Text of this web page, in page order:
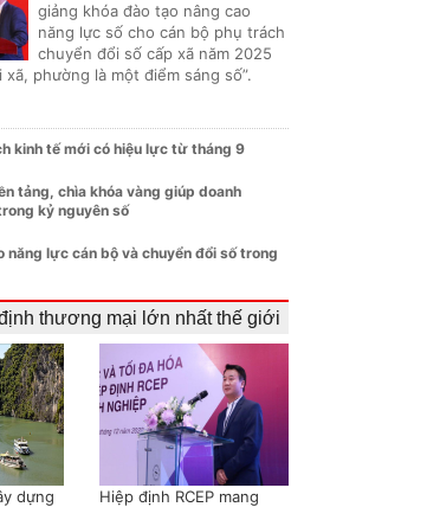
giảng khóa đào tạo nâng cao
năng lực số cho cán bộ phụ trách
chuyển đổi số cấp xã năm 2025
xã, phường là một điểm sáng số”.
kinh tế mới có hiệu lực từ tháng 9
tảng, chìa khóa vàng giúp doanh
kỷ nguyên số
năng lực cán bộ và chuyển đổi số trong
thương mại lớn nhất thế giới
dựng
Hiệp định RCEP mang